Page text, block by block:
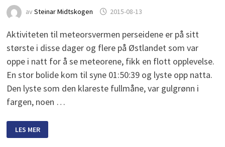
av Steinar Midtskogen 2015-08-13
Aktiviteten til meteorsvermen perseidene er på sitt
største i disse dager og flere på Østlandet som var
oppe i natt for å se meteorene, fikk en flott opplevelse.
En stor bolide kom til syne 01:50:39 og lyste opp natta.
Den lyste som den klareste fullmåne, var gulgrønn i
fargen, noen …
BOLIDE
UNDER
LES MER